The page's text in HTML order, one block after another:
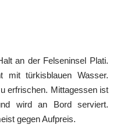
an der Felseninsel Plati.
türkisblauen Wasser.
erfrischen. Mittagessen ist
wird an Bord serviert.
gegen Aufpreis.